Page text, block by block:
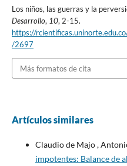
Los niños, las guerras y la
Desarrollo, 10, 2-15.
https://
/2697
Más formatos de cita
Artículos similares
Claudio de Majo ,
impotentes: Balance de